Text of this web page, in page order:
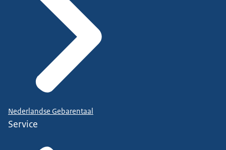
23, studies psychology at the Vrije Universiteit
Amsterdam and is a volunteer for War Child,
working on education. Heba zit met twee meisjes
aan een tafel.)
de familie Alibrahim besluit te vluchten, vier jaar
later komen ze aan in Nederland
Heba studeert psychologie aan de VU en is
-Vijf?
Nederlandse Gebarentaal
Service